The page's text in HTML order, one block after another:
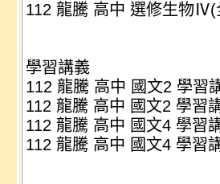
112 龍騰 高中 選修生物
學習講義
112 龍騰 高中 國文2 學習
112 龍騰 高中 國文2 學習
112 龍騰 高中 國文4 學習
112 龍騰 高中 國文4 學習